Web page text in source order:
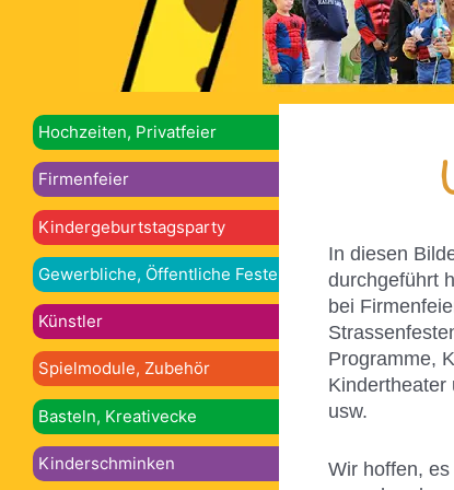
Hochzeiten, Privatfeier
Firmenfeier
Kindergeburtstagsparty
Gewerbliche, Öffentliche Feste
Künstler
Spielmodule, Zubehör
Basteln, Kreativecke
Kinderschminken
In diesen
durchgeführt
bei
Programme,
Kindertheater
usw.
Wir hoffen,